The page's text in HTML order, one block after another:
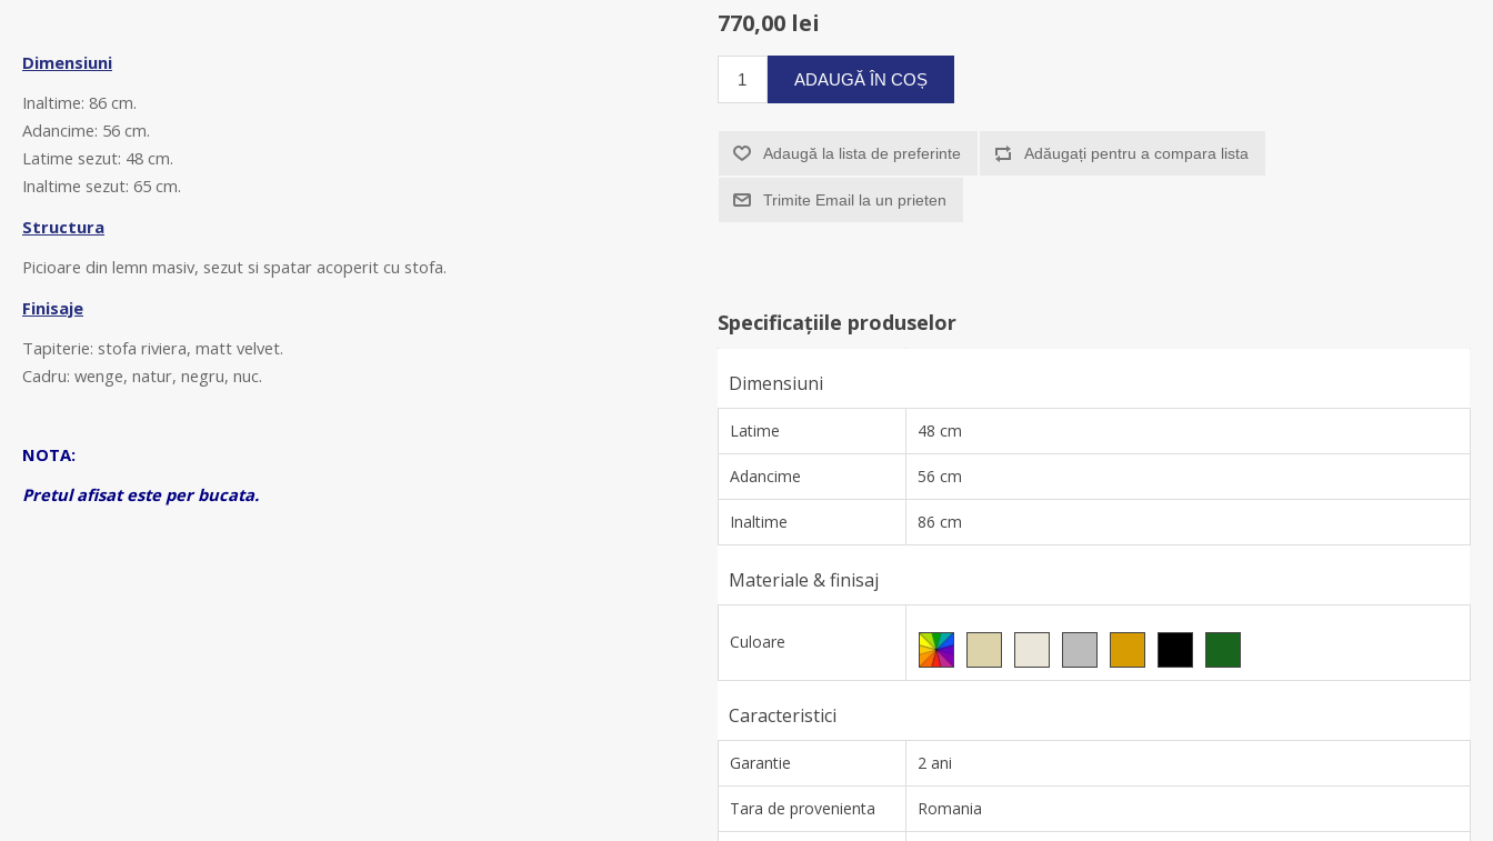
770,00 lei
ADAUGĂ ÎN COȘ
Adaugă la lista de preferinte Adăugați pentru a compara lista
Trimite Email la un prieten
Dimensiuni
Inaltime: 86 cm.
Adancime: 56 cm.
Latime sezut: 48 cm.
Inaltime sezut: 65 cm.
Structura
Picioare din lemn masiv, sezut si spatar acoperit cu stofa.
Finisaje
Tapiterie: stofa riviera, matt velvet.
Cadru: wenge, natur, negru, nuc.
NOTA:
Pretul afisat este per bucata.
Specificațiile produselor
Dimensiuni
Latime 48 cm
Adancime 56 cm
Inaltime 86 cm
Materiale & finisaj
Culoare
Caracteristici
Garantie 2 ani
Tara de provenienta Romania